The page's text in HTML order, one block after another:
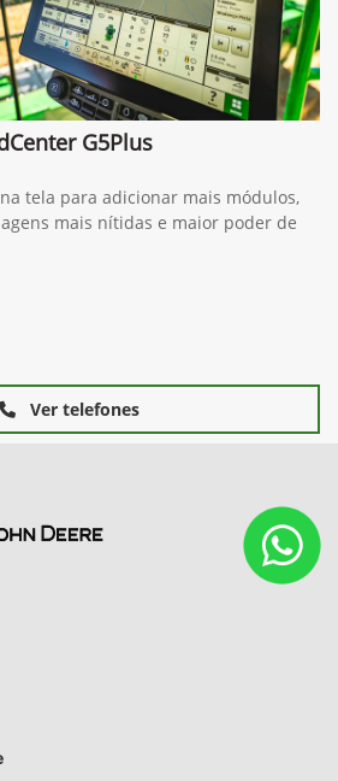
G5Plus
tela para adicionar mais módulos,
mais nítidas e maior poder de
Ver telefones